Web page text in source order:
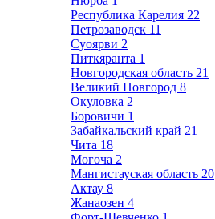
Республика Карелия 22
Петрозаводск 11
Суоярви 2
Питкяранта 1
Новгородская область 21
Великий Новгород 8
Окуловка 2
Боровичи 1
Забайкальский край 21
Чита 18
Могоча 2
Мангистауская область 20
Актау 8
Жанаозен 4